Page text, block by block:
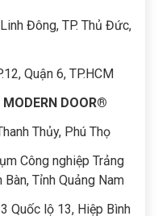
Đông, TP. Thủ Đức,
Quận 6, TP.HCM
MODERN DOOR®
Thủy, Phú Thọ
Công nghiệp Trảng
Tỉnh Quảng Nam
Quốc lộ 13, Hiệp Bình